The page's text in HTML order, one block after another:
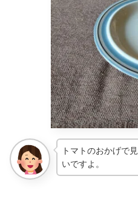
トマトのおかげで
いですよ。